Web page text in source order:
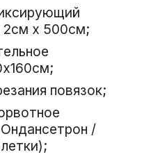
2см x 500см;
повязок;
/